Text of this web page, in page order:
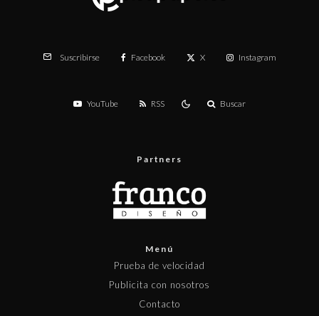
Suscribirse Facebook X Instagram
YouTube RSS Buscar
Partners
Menú
Prueba de velocidad
Publicita con nosotros
Contacto